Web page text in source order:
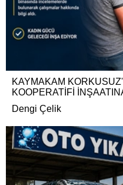
KAYMAKAM
KOOPERATİFİ
Dengi Çelik